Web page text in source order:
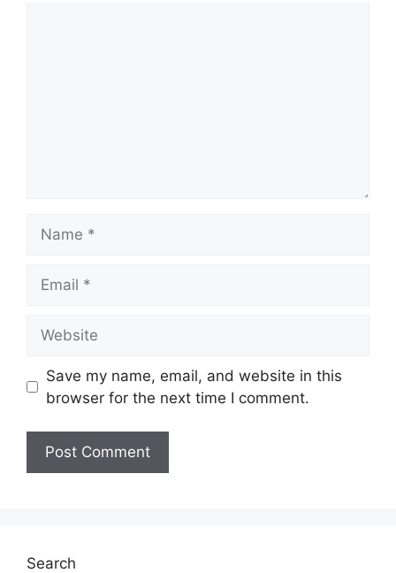
Save my name, email, and website in this
browser for the next time I comment.
Search